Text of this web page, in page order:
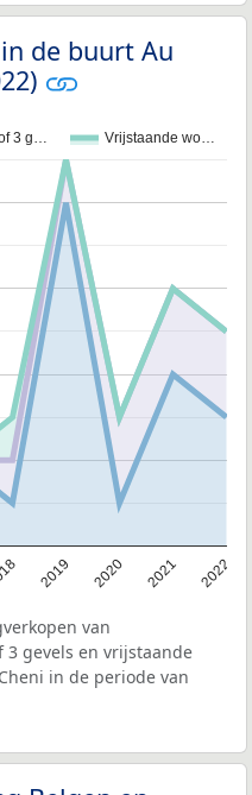
de buurt Au
3 g… Vrijstaande wo…
2019 2020 2021 2022
van
gevels en vrijstaande
in de periode van